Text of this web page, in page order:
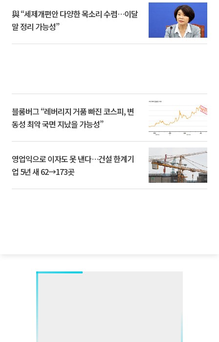
與 “세제개편안 다양한 목소리 수렴…이달
말 정리 가능성”
블룸버그 “레버리지 거품 빠진 코스피, 변
동성 최악 국면 지났을 가능성”
영업익으로 이자도 못 낸다…건설 한계기
업 5년 새 62→173곳